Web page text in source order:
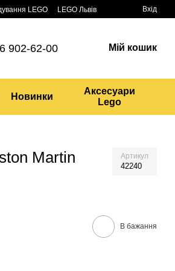
LEGO LEGO Львів Вхід
902-62-00 Мій кошик
Новинки
Аксесуари
Lego
Martin
Артикул
42240
В бажання